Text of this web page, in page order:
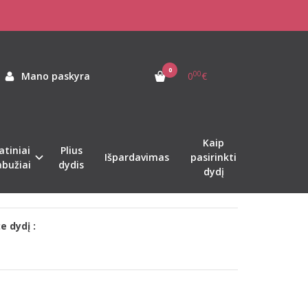
Mano paskyra 0 000€
Plius
dydis
Išpardavimas
Kaip
pasirinkti
dydį
tinkamą dydį?
pasimatuoti?
dydį :